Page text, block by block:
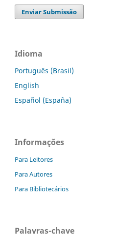
Enviar Submissão
Idioma
Português (Brasil)
English
Español (España)
Informações
Para Leitores
Para Autores
Para Bibliotecários
Palavras-chave